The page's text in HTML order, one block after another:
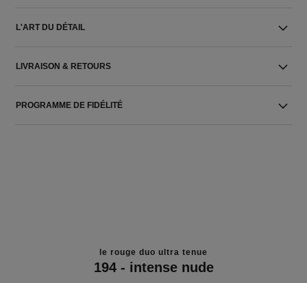
L'ART DU DÉTAIL
LIVRAISON & RETOURS
PROGRAMME DE FIDÉLITÉ
le rouge duo ultra tenue
194 - intense nude